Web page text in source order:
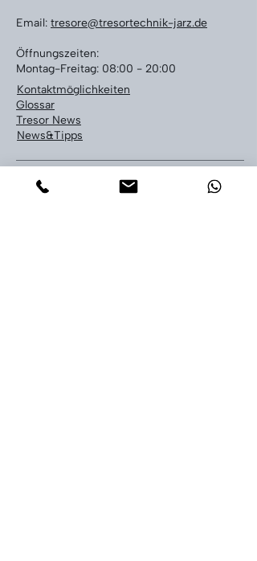
Email: tresore@tresortechnik-jarz.de
Öffnungszeiten:
Montag-Freitag: 08:00 - 20:00
Kontaktmöglichkeiten
Glossar
Tresor News
News&Tipps
LEISTUNGEN